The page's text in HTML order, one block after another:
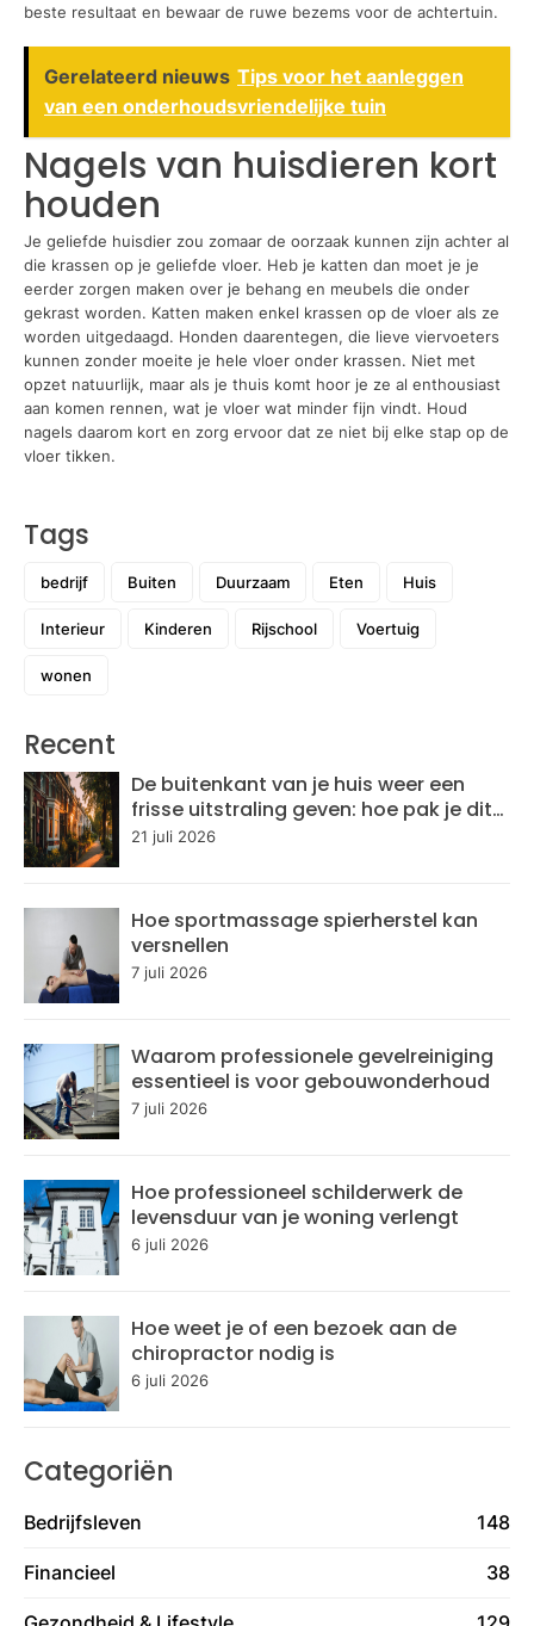
beste resultaat en bewaar de ruwe bezems voor de achtertuin.
Gerelateerd nieuws Tips voor het aanleggen
van een onderhoudsvriendelijke tuin
Nagels van huisdieren kort
houden
Je geliefde huisdier zou zomaar de oorzaak kunnen zijn achter al
die krassen op je geliefde vloer. Heb je katten dan moet je je
eerder zorgen maken over je behang en meubels die onder
gekrast worden. Katten maken enkel krassen op de vloer als ze
worden uitgedaagd. Honden daarentegen, die lieve viervoeters
kunnen zonder moeite je hele vloer onder krassen. Niet met
opzet natuurlijk, maar als je thuis komt hoor je ze al enthousiast
aan komen rennen, wat je vloer wat minder fijn vindt. Houd
nagels daarom kort en zorg ervoor dat ze niet bij elke stap op de
vloer tikken.
Tags
bedrijf Buiten Duurzaam Eten Huis
Interieur Kinderen Rijschool Voertuig
wonen
Recent
De buitenkant van je huis weer een
frisse uitstraling geven: hoe pak je dit
aan?
21 juli 2026
Hoe sportmassage spierherstel kan
versnellen
7 juli 2026
Waarom professionele gevelreiniging
essentieel is voor gebouwonderhoud
7 juli 2026
Hoe professioneel schilderwerk de
levensduur van je woning verlengt
6 juli 2026
Hoe weet je of een bezoek aan de
chiropractor nodig is
6 juli 2026
Categoriën
Bedrijfsleven 148
Financieel 38